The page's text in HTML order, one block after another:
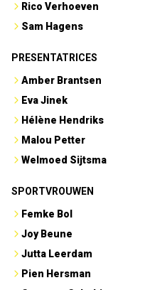
Rico Verhoeven
Sam Hagens
PRESENTATRICES
Amber Brantsen
Eva Jinek
Hélène Hendriks
Malou Petter
Welmoed Sijtsma
SPORTVROUWEN
Femke Bol
Joy Beune
Jutta Leerdam
Pien Hersman